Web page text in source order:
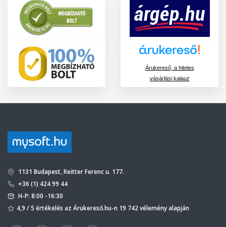
Árukereső, a hiteles
vásárlási kalauz
1131 Budapest, Reitter Ferenc u. 177.
+36 (1) 424 99 44
H-P: 8:00 -16:30
4,9 / 5 értékelés az Árukereső.hu-n 19 742 vélemény alapján